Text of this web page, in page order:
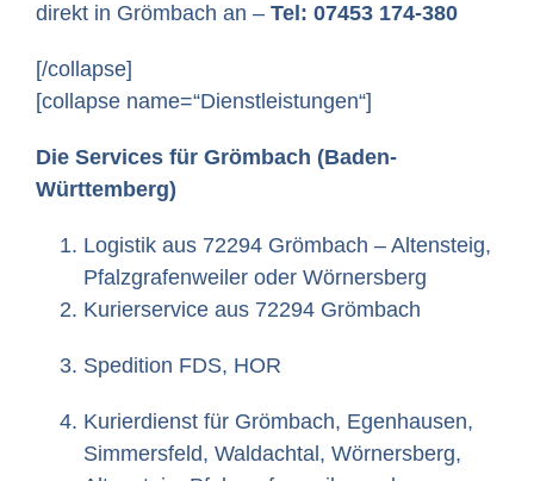
direkt in Grömbach an – Tel: 07453 174-380
[/collapse]
[collapse name=“Dienstleistungen“]
Die Services für Grömbach (Baden-
Württemberg)
Logistik aus 72294 Grömbach – Altensteig,
Pfalzgrafenweiler oder Wörnersberg
Kurierservice aus 72294 Grömbach
Spedition FDS, HOR
Kurierdienst für Grömbach, Egenhausen,
Simmersfeld, Waldachtal, Wörnersberg,